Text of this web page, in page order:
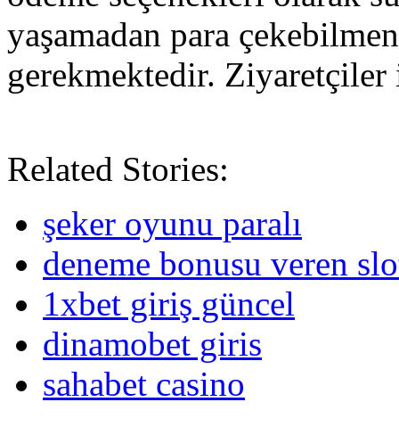
yaşamadan para
gerekmektedir.
Related Stories:
şeker oyunu paralı
deneme bonusu veren
1xbet giriş güncel
dinamobet giris
sahabet casino